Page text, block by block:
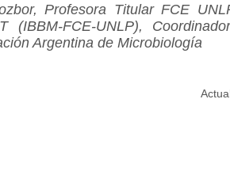
Profesora Titular FCE
(IBBM-FCE-UNLP),
Argentina de Microbiología